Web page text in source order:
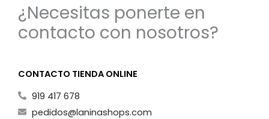
¿Necesitas ponerte en
contacto con nosotros?
CONTACTO TIENDA ONLINE
919 417 678
pedidos@laninashops.com